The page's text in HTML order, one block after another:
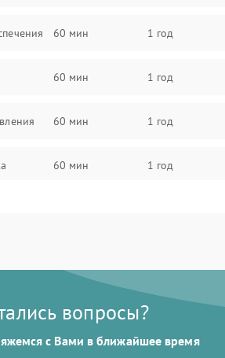
60 мин 1 год
60 мин 1 год
60 мин 1 год
60 мин 1 год
коркое 60 мин 1 год
вопросы?
с Вами в ближайшее время